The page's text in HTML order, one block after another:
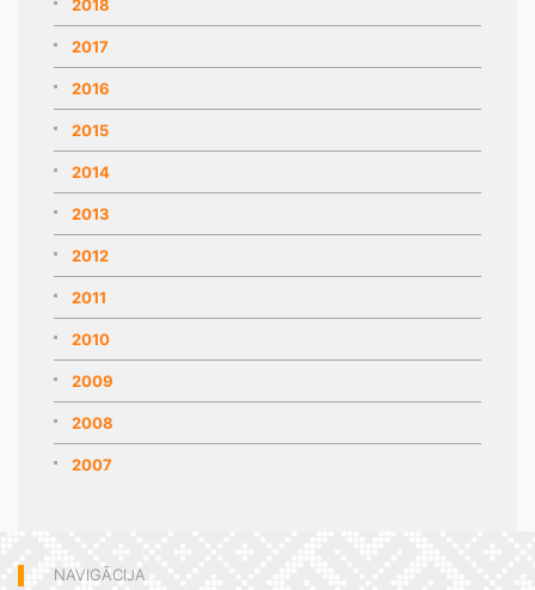
2018
2017
2016
2015
2014
2013
2012
2011
2010
2009
2008
2007
NAVIGĀCIJA